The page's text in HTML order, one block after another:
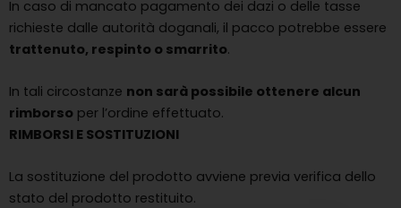
In caso di mancato pagamento dei dazi o delle tasse
richieste dalle autorità doganali, il pacco potrebbe essere
trattenuto, respinto o smarrito.
In tali circostanze non sarà possibile ottenere alcun
rimborso per l’ordine effettuato.
RIMBORSI E SOSTITUZIONI
La sostituzione del prodotto avviene previa verifica dello
stato del prodotto restituito.